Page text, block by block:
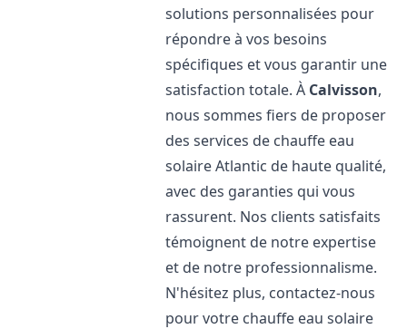
solutions personnalisées pour
répondre à vos besoins
spécifiques et vous garantir une
satisfaction totale. À Calvisson,
nous sommes fiers de proposer
des services de chauffe eau
solaire Atlantic de haute qualité,
avec des garanties qui vous
rassurent. Nos clients satisfaits
témoignent de notre expertise
et de notre professionnalisme.
N'hésitez plus, contactez-nous
pour votre chauffe eau solaire